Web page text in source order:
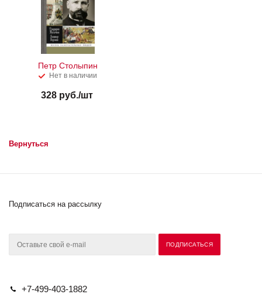
Петр Столыпин
Нет в наличии
328руб./шт
Вернуться
Подписаться на рассылку
+7-499-403-1882